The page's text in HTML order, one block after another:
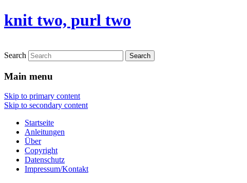
knit two, purl two
Search
Main menu
Skip to primary content
Skip to secondary content
Startseite
Anleitungen
Über
Copyright
Datenschutz
Impressum/Kontakt